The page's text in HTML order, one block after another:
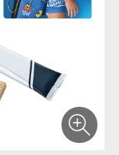
サンリオキャラクタ